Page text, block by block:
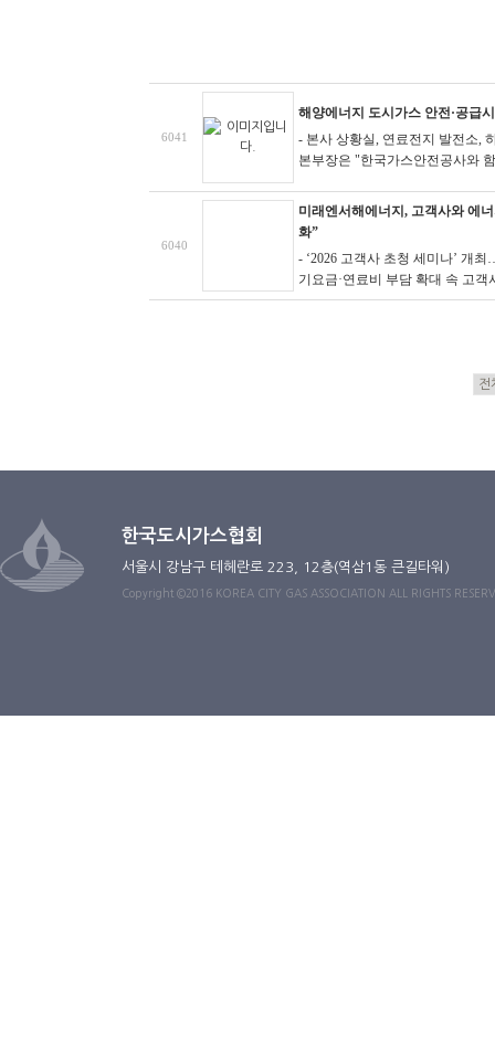
6041
해양에너지 도시가스 안전·공급
- 본사 상황실, 연료전지 발전소,
본부장은 "한국가스안전공사와
6040
미래엔서해에너지, 고객사와 에
화”
- ‘2026 고객사 초청 세미나’ 개
기요금·연료비 부담 확대 속 고
한국도시가스협회
서울시 강남구 테헤란로 223, 12층(역삼1동 큰길타워)
Copyright ©2016 KOREA CITY GAS ASSOCIATION ALL RIGHTS